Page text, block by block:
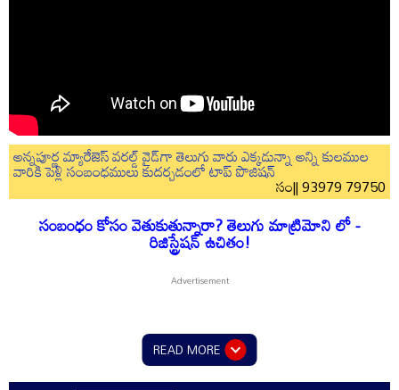
అన్నపూర్ణ మ్యారేజెస్ వరల్డ్ వైడ్‌గా తెలుగు వారు ఎక్కడున్నా అన్ని కులముల
వారికి పెళ్లి సంబంధములు కుదర్చడంలో టాప్ పొజిషన్
సం|| 93979 79750
సంబంధం కోసం వెతుకుతున్నారా? తెలుగు మాట్రిమోని లో -
రిజిస్ట్రేషన్ ఉచితం!
READ MORE